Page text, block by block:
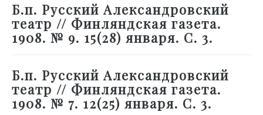
Б.п. Русский Александровский
театр // Финляндская газета.
1908. № 9. 15(28) января. С. 3.
Б.п. Русский Александровский
театр // Финляндская газета.
1908. № 7. 12(25) января. С. 3.